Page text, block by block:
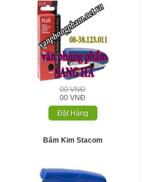
00 VNĐ
00 VNĐ
Đặt Hàng
Bấm Kim Stacom